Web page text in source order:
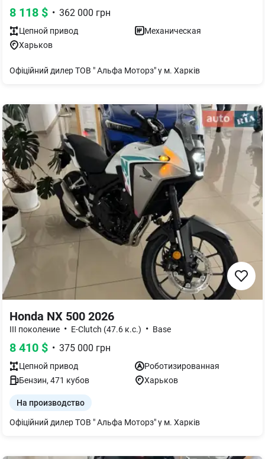
8 118 $ • 362 000 грн
Цепной привод
Механическая
Харьков
Офіційний дилер ТОВ " Альфа Моторз" у м. Харків
Honda NX 500 2026
III поколение • E-Clutch (47.6 к.с.) • Base
8 410 $ • 375 000 грн
Цепной привод
Роботизированная
Бензин, 471 кубов Харьков
На производство
Офіційний дилер ТОВ " Альфа Моторз" у м. Харків